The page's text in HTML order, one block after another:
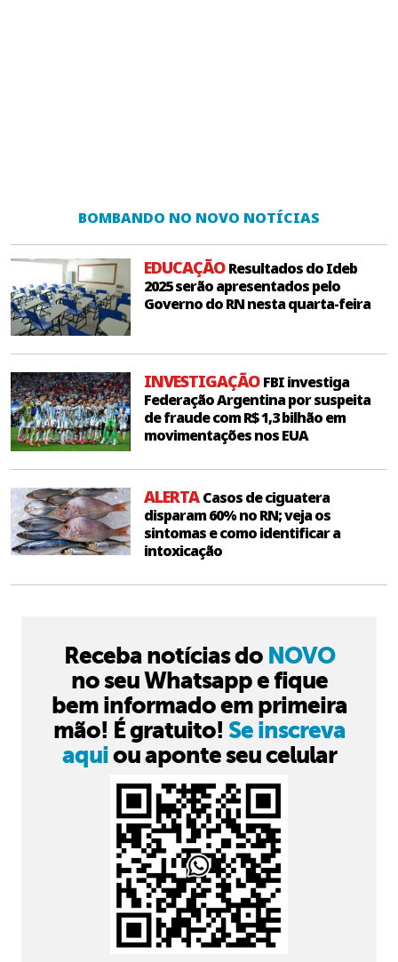
BOMBANDO NO NOVO NOTÍCIAS
EDUCAÇÃOResultados do Ideb
2025 serão apresentados pelo
Governo do RN nesta quarta-feira
INVESTIGAÇÃOFBI investiga
Federação Argentina por suspeita
de fraude com R$ 1,3 bilhão em
movimentações nos EUA
ALERTACasos de ciguatera
disparam 60% no RN; veja os
sintomas e como identificar a
intoxicação
Receba notícias do NOVO
no seu Whatsapp e fique
bem informado em primeira
mão! É gratuito! Se inscreva
aquiou aponte seu celular